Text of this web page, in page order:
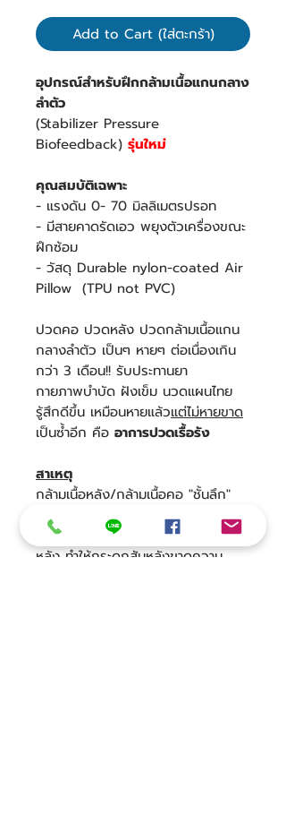
Add to Cart (ใส่ตะกร้า)
อุปกรณ์สำหรับฝึกกล้ามเนื้อแกนกลาง
ลำตัว
(Stabilizer Pressure
Biofeedback) รุ่นใหม่
คุณสมบัติเฉพาะ
- แรงดัน 0- 70 มิลลิเมตรปรอท
- มีสายคาดรัดเอว พยุงตัวเครื่องขณะ
ฝึกซ้อม
- วัสดุ Durable nylon-coated Air
Pillow (TPU not PVC)
ปวดคอ ปวดหลัง ปวดกล้ามเนื้อแกน
กลางลำตัว เป็นๆ หายๆ ต่อเนื่องเกิน
กว่า 3 เดือน!! รับประทานยา
กายภาพบำบัด ฝังเข็ม นวดแผนไทย
รู้สึกดีขึ้น เหมือนหายแล้วแต่ไม่หายขาด
เป็นซ้ำอีก คือ อาการปวดเรื้อรัง
สาเหตุ
กล้ามเนื้อหลัง/กล้ามเนื้อคอ "ชั้นลึก"
อ่อนแรง! จึงสูญเสียความสามารถใน
การพยุงประคองตัวกระดูกสัน
หลัง ทำให้กระดูกสันหลังขาดความ